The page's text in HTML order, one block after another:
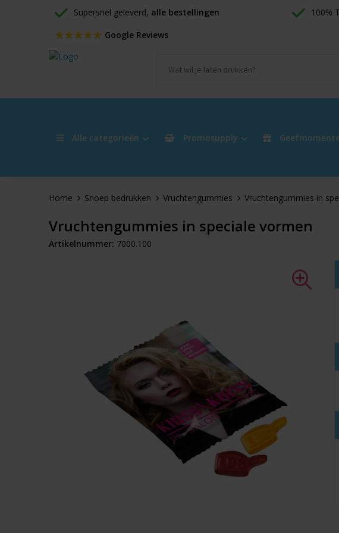
Supersnel geleverd, alle bestellingen 100%
Google Reviews
Alle categorieën Promosupply
Home Snoep bedrukken Vruchtengummies Vruchtengummies in
Vruchtengummies in speciale vormen
Artikelnummer: 7000.100